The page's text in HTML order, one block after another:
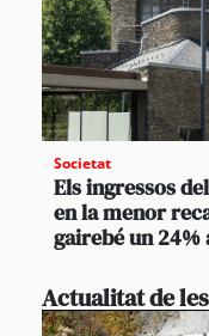
Societat
Els ingressos
en la menor
gairebé un
Actualitat de